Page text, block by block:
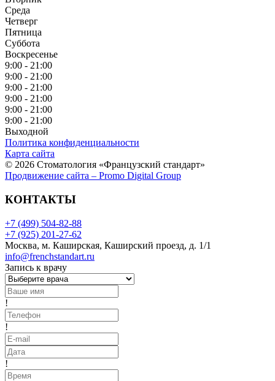
Среда
Четверг
Пятница
Суббота
Воскресенье
9:00 - 21:00
9:00 - 21:00
9:00 - 21:00
9:00 - 21:00
9:00 - 21:00
9:00 - 21:00
Выходной
Политика конфиденциальности
Карта сайта
© 2026 Стоматология «Французский стандарт»
Продвижение сайта – Promo Digital Group
КОНТАКТЫ
+7 (499) 504-82-88
+7 (925) 201-27-62
Москва, м. Каширская, Каширский проезд, д. 1/1
info@frenchstandart.ru
Запись к врачу
!
!
!